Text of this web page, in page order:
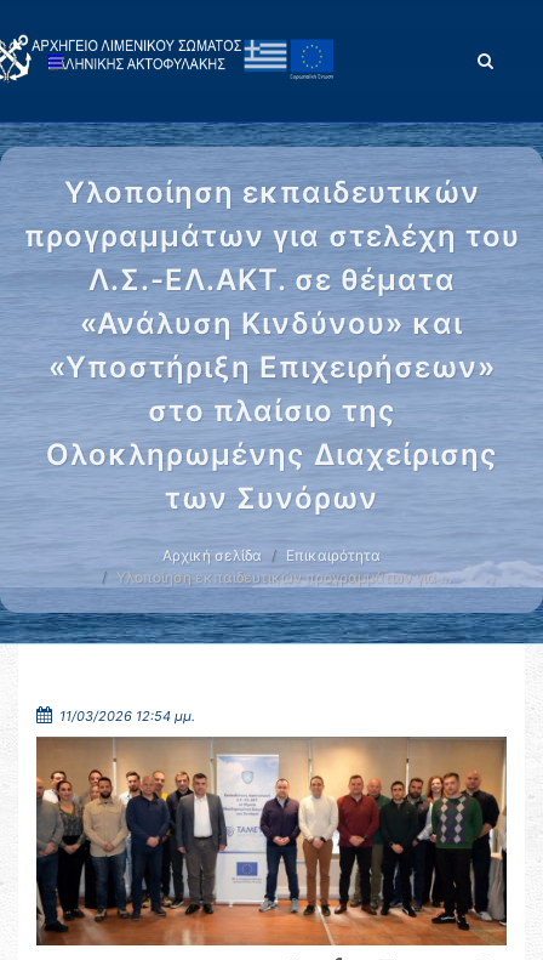
Υλοποίηση εκπαιδευτικών
προγραμμάτων για στελέχη του
Λ.Σ.-ΕΛ.ΑΚΤ. σε θέματα
«Ανάλυση Κινδύνου» και
«Υποστήριξη Επιχειρήσεων»
στo πλαίσιο της
Ολοκληρωμένης Διαχείρισης
των Συνόρων
Αρχική σελίδα
Επικαιρότητα
Υλοποίηση εκπαιδευτικών προγραμμάτων για …
11/03/2026 12:54 μμ.